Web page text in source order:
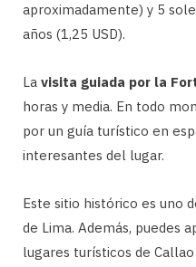
aproximadamente) y 5
años (1,25 USD).
La visita guiada por la
horas y media. En todo
por un guía turístico en
interesantes del lugar.
Este sitio histórico es uno
de Lima. Además, puedes
lugares turísticos de